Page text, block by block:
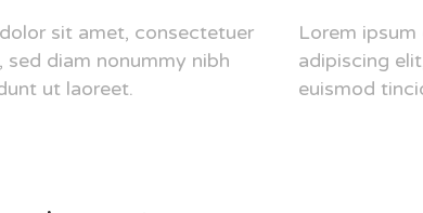
sit amet, consectetuer
sed diam nonummy nibh
ut laoreet.
Lorem
adipiscing
euismod